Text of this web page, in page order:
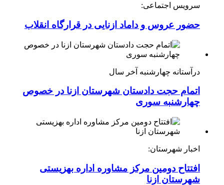
سرویس اجتماعی:
حضور عروس و داماد ازنایی در قرارگاه انقلاب
درآستانه چهارشنبه آخر سال
اتمام حجت دادستان شهرستان ازنا در خصوص
چهارشنبه ‌سوری
اخبار شهرستان:
افتتاح دومین مرکز مشاوره اداره بهزیستی
شهرستان ازنا